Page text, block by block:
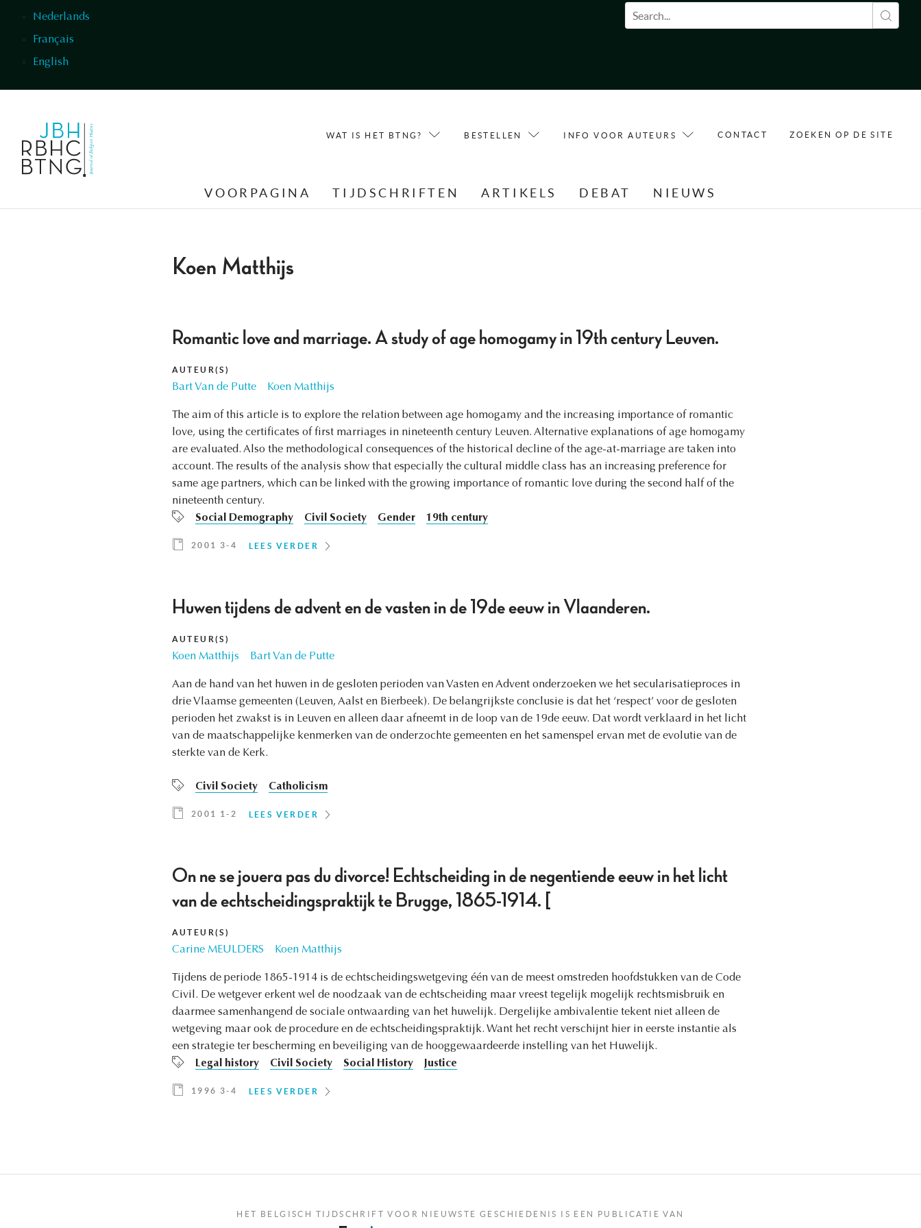
Nederlands
Français
English
Zoekveld
WAT IS HET BTNG? BESTELLEN INFO VOOR AUTEURS CONTACT ZOEKEN OP DE SITE
VOORPAGINA TIJDSCHRIFTEN ARTIKELS DEBAT NIEUWS
Koen Matthijs
Romantic love and marriage. A study of age homogamy in 19th century Leuven.
AUTEUR(S)
Bart Van de Putte Koen Matthijs
The aim of this article is to explore the relation between age homogamy and the increasing importance of romantic
love, using the certificates of first marriages in nineteenth century Leuven. Alternative explanations of age homogamy
are evaluated. Also the methodological consequences of the historical decline of the age-at-marriage are taken into
account. The results of the analysis show that especially the cultural middle class has an increasing preference for
same age partners, which can be linked with the growing importance of romantic love during the second half of the
nineteenth century.
Social Demography
Civil Society Gender 19th century
2001 3-4 LEES VERDER
Huwen tijdens de advent en de vasten in de 19de eeuw in Vlaanderen.
AUTEUR(S)
Koen Matthijs Bart Van de Putte
Aan de hand van het huwen in de gesloten perioden van Vasten en Advent onderzoeken we het secularisatieproces in
drie Vlaamse gemeenten (Leuven, Aalst en Bierbeek). De belangrijkste conclusie is dat het ‘respect’ voor de gesloten
perioden het zwakst is in Leuven en alleen daar afneemt in de loop van de 19de eeuw. Dat wordt verklaard in het licht
van de maatschappelijke kenmerken van de onderzochte gemeenten en het samenspel ervan met de evolutie van de
sterkte van de Kerk.
Civil Society Catholicism
2001 1-2 LEES VERDER
On ne se jouera pas du divorce! Echtscheiding in de negentiende eeuw in het licht
van de echtscheidingspraktijk te Brugge, 1865-1914. [
AUTEUR(S)
Carine MEULDERS Koen Matthijs
Tijdens de periode 1865-1914 is de echtscheidingswetgeving één van de meest omstreden hoofdstukken van de Code
Civil. De wetgever erkent wel de noodzaak van de echtscheiding maar vreest tegelijk mogelijk rechtsmisbruik en
daarmee samenhangend de sociale ontwaarding van het huwelijk. Dergelijke ambivalentie tekent niet alleen de
wetgeving maar ook de procedure en de echtscheidingspraktijk. Want het recht verschijnt hier in eerste instantie als
een strategie ter bescherming en beveiliging van de hooggewaardeerde instelling van het Huwelijk.
Legal history
Civil Society Social History Justice
1996 3-4 LEES VERDER
HET BELGISCH TIJDSCHRIFT VOOR NIEUWSTE GESCHIEDENIS IS EEN PUBLICATIE VAN